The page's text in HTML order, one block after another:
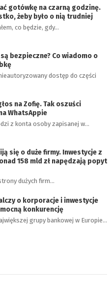
gotówkę na czarną godzinę.
żeby było o nią trudniej
co będzie, gdy…
bezpieczne? Co wiadomo o
dostęp do części
na Zofię. Tak oszuści
WhatsAppie
z konta osoby zapisanej w…
się o duże firmy. Inwestycje z
158 mld zł napędzają popyt
dużych firm…
o korporacje i inwestycje
konkurencję
grupy bankowej w Europie…